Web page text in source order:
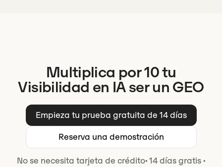
Multiplica por 10 tu
Visibilidad en IA ser un GEO
Empieza tu prueba gratuita de 14 días
Reserva una demostración
No se necesita tarjeta de crédito·14 días gratis ·